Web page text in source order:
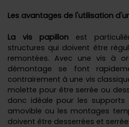
Les avantages de l'utilisation
La vis papillon est
structures qui doivent être
remontées. Avec une vis à
démontage se font
contrairement à une vis
molette pour être serrée ou
donc idéale pour les
amovible ou les montages
doivent être desserrées et